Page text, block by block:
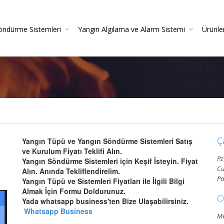
Sistemleri Yangın Algılama ve Alarm Sistemi
Yangın Tüpü ve Yangın Söndürme Sistemleri Satış
ve Kurulum Fiyatı Teklifi Alın.
Yangın Söndürme Sistemleri için Keşif İsteyin. Fiyat
Alın. Anında Tekliflendirelim.
Yangın Tüpü ve Sistemleri Fiyatları ile İlgili Bilgi
Almak İçin Formu Doldurunuz.
Yada whatsapp business'ten Bize Ulaşabilirsiniz.
Whatsapp Business